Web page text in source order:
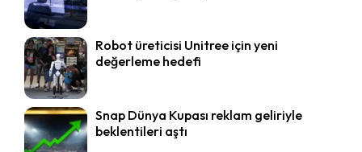
Robot üreticisi Unitree için yeni
değerleme hedefi
Snap Dünya Kupası reklam geliriyle
beklentileri aştı